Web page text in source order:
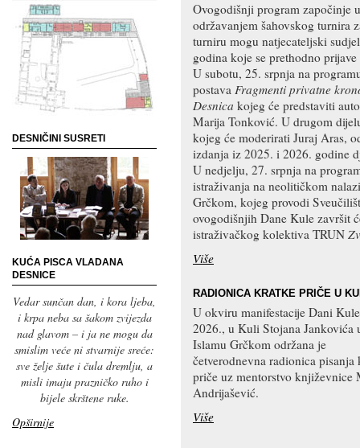
DESNIČINI SUSRETI
KUĆA PISCA VLADANA
DESNICE
Vedar sunčan dan, i kora ljeba,
i krpa neba sa šakom zvijezda
nad glavom – i ja ne mogu da
smislim veće ni stvarnije sreće:
sve želje šute i čula dremlju, a
misli imaju prazničko ruho i
bijele skrštene ruke.
Opširnije
Ovogodišnji program započinje
održavanjem šahovskog turnira
turniru mogu natjecateljski
godina koje se prethodno
U subotu, 25. srpnja na
postava Fragmenti privatne
Desnica kojeg će predstaviti
Marija Tonković. U drugom
kojeg će moderirati Juraj Aras,
izdanja iz 2025. i 2026. godine
U nedjelju, 27. srpnja na
istraživanja na neolitičkom
Grčkom, kojeg provodi
ovogodišnjih Dane Kule završit
istraživačkog kolektiva TRUN
Više
RADIONICA KRATKE PRIČE U
U okviru manifestacije Dani Kule
2026., u Kuli Stojana Jankovića
Islamu Grčkom održana je
četverodnevna radionica pisanja
priče uz mentorstvo književnice
Andrijašević.
Više